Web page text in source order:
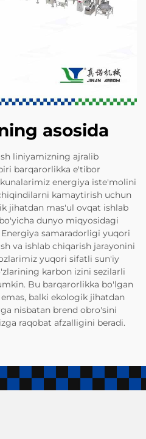
asosida
liniyamizning ajralib
barqarorlikka e'tibor
energiya iste'molini
kamaytirish uchun
jihatdan mas'ul ovqat ishlab
dunyo miqyosidagi
samaradorligi yuqori
va ishlab chiqarish jarayonini
yuqori sifatli sun'iy
karbon izini sezilarli
Bu barqarorlikka bo'lgan
balki ekologik jihatdan
nisbatan brend obro'sini
raqobat afzalligini beradi.